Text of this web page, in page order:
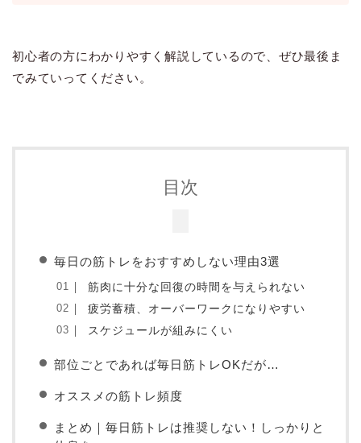
初心者の方にわかりやすく解説しているので、ぜひ最後ま
でみていってください。
目次
毎日の筋トレをおすすめしない理由3選
筋肉に十分な回復の時間を与えられない
疲労蓄積、オーバーワークになりやすい
スケジュールが組みにくい
部位ごとであれば毎日筋トレOKだが…
オススメの筋トレ頻度
まとめ｜毎日筋トレは推奨しない！しっかりと